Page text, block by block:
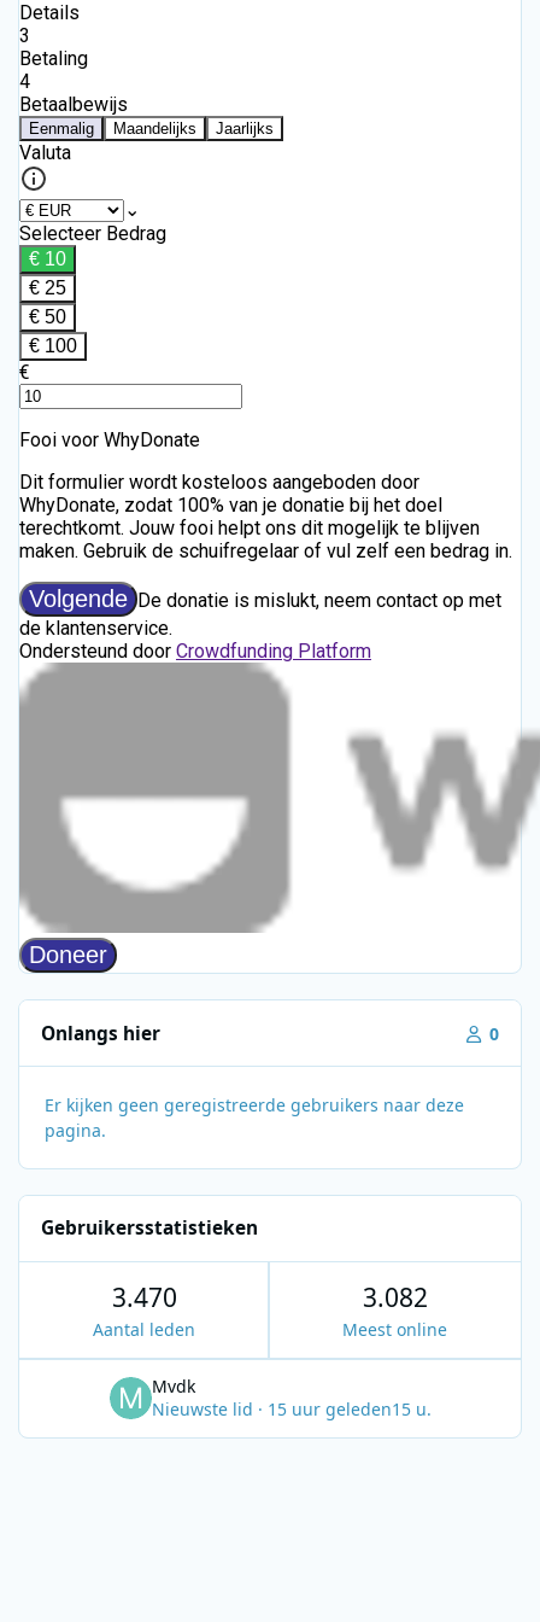
Onlangs hier 0
Er kijken geen geregistreerde gebruikers naar deze
pagina.
Gebruikersstatistieken
3.470
Aantal leden
3.082
Meest online
Mvdk
Nieuwste lid · 15 uur geleden15 u.